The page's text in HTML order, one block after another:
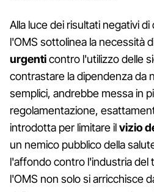
Alla luce dei risultati negativi
l'OMS sottolinea la necessità
urgenticontro l'utilizzo delle
contrastare la dipendenza da
semplici, andrebbe messa in
regolamentazione,
introdotta per limitare ilvizio
un nemico pubblico della
l'affondo contro l'industria del
l'OMS non solo si arricchisce